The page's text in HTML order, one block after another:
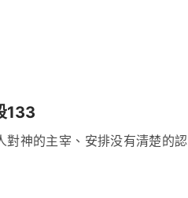
133
對神的主宰、安排没有清楚的認